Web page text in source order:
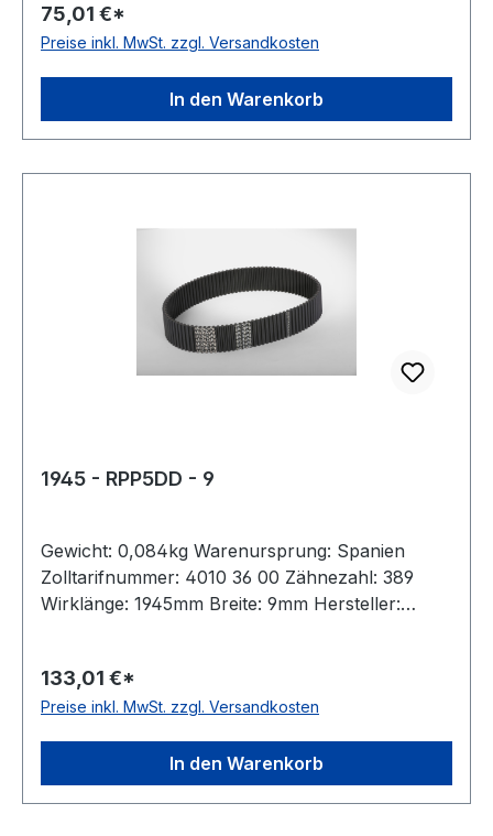
75,01 €*
Preise inkl. MwSt. zzgl. Versandkosten
In den Warenkorb
1945 - RPP5DD - 9
Gewicht: 0,084kg Warenursprung: Spanien
Zolltarifnummer: 4010 36 00 Zähnezahl: 389
Wirklänge: 1945mm Breite: 9mm Hersteller:
133,01 €*
Preise inkl. MwSt. zzgl. Versandkosten
In den Warenkorb